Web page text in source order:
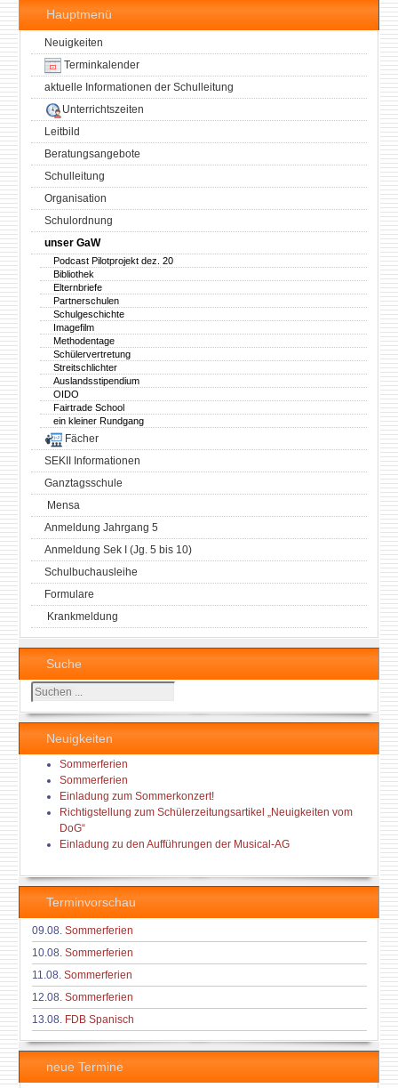
Hauptmenü
Neuigkeiten
Terminkalender
aktuelle Informationen der Schulleitung
Unterrichtszeiten
Leitbild
Beratungsangebote
Schulleitung
Organisation
Schulordnung
unser GaW
Podcast Pilotprojekt dez. 20
Bibliothek
Elternbriefe
Partnerschulen
Schulgeschichte
Imagefilm
Methodentage
Schülervertretung
Streitschlichter
Auslandsstipendium
OIDO
Fairtrade School
ein kleiner Rundgang
Fächer
SEKII Informationen
Ganztagsschule
Mensa
Anmeldung Jahrgang 5
Anmeldung Sek I (Jg. 5 bis 10)
Schulbuchausleihe
Formulare
Krankmeldung
Suche
Suchen
...
Neuigkeiten
Sommerferien
Sommerferien
Einladung zum Sommerkonzert!
Richtigstellung zum Schülerzeitungsartikel „Neuigkeiten vom
DoG“
Einladung zu den Aufführungen der Musical-AG
Terminvorschau
09.08. Sommerferien
10.08. Sommerferien
11.08. Sommerferien
12.08. Sommerferien
13.08. FDB Spanisch
neue Termine